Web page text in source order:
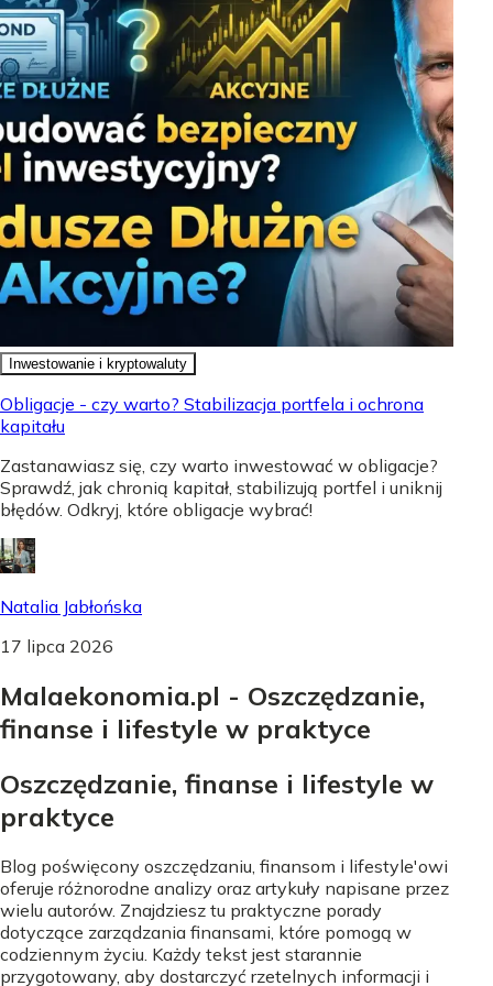
Inwestowanie i kryptowaluty
Obligacje - czy warto? Stabilizacja portfela i ochrona
kapitału
Zastanawiasz się, czy warto inwestować w obligacje?
Sprawdź, jak chronią kapitał, stabilizują portfel i uniknij
błędów. Odkryj, które obligacje wybrać!
Natalia Jabłońska
17 lipca 2026
Malaekonomia.pl - Oszczędzanie,
finanse i lifestyle w praktyce
Oszczędzanie, finanse i lifestyle w
praktyce
Blog poświęcony oszczędzaniu, finansom i lifestyle'owi
oferuje różnorodne analizy oraz artykuły napisane przez
wielu autorów. Znajdziesz tu praktyczne porady
dotyczące zarządzania finansami, które pomogą w
codziennym życiu. Każdy tekst jest starannie
przygotowany, aby dostarczyć rzetelnych informacji i